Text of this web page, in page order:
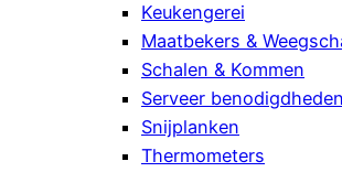
Keukengerei
Maatbekers &
Schalen & Kommen
Serveer benodigdheden
Snijplanken
Thermometers